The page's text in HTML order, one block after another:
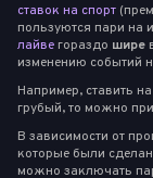
ставок на спорт
пользуются пари на
лайве гораздо шире
изменению событий
Например, ставить
грубый, то можно
В зависимости от
которые были
можно заключать